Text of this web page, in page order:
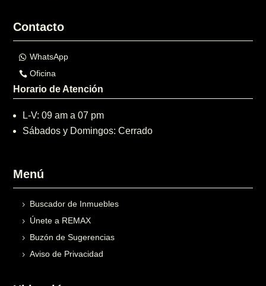
Contacto
WhatsApp
Oficina
Horario de Atención
L-V: 09 am a 07 pm
Sábados y Domingos: Cerrado
Menú
Buscador de Inmuebles
Únete a REMAX
Buzón de Sugerencias
Aviso de Privacidad